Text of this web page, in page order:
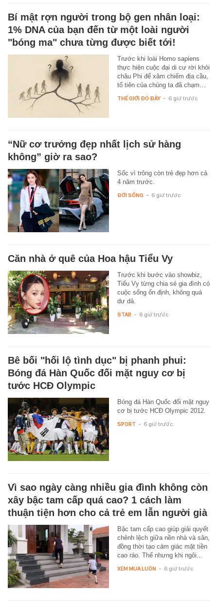
Bí mật rợn người trong bộ gen nhân loại:
1% DNA của bạn đến từ một loài người
"bóng ma" chưa từng được biết tới!
Trước khi loài Homo sapiens
thực hiện cuộc đại di cư rời khỏi
châu Phi để xâm chiếm địa cầu,
tổ tiên của chúng ta đã chạm…
THẾ GIỚI ĐÓ ĐÂY - 6 giờ trước
“Nữ cơ trưởng đẹp nhất lịch sử hàng
không” giờ ra sao?
Sốc vì trông còn trẻ đẹp hơn cả
4 năm trước.
ĐỜI SỐNG - 6 giờ trước
Căn nhà ở quê của Hoa hậu Tiểu Vy
Trước khi bước vào showbiz,
Tiểu Vy từng chia sẻ gia đình có
cuộc sống ổn định, không quá
dư dả.
STAR - 6 giờ trước
Bê bối "hối lộ tình dục" bị phanh phui:
Bóng đá Hàn Quốc đối mặt nguy cơ bị
tước HCĐ Olympic
Bóng đá Hàn Quốc đối mặt nguy
cơ bị tước HCĐ Olympic 2012.
SPORT - 6 giờ trước
Vì sao ngày càng nhiều gia đình không còn
xây bậc tam cấp quá cao? 1 cách làm
thuận tiện hơn cho cả trẻ em lẫn người già
Bậc tam cấp cao giúp giải quyết
chênh lệch giữa nền nhà và sân,
đồng thời tạo cảm giác mặt tiền
cao ráo. Thế nhưng khi ngôi…
XEM MUA LUÔN - 6 giờ trước